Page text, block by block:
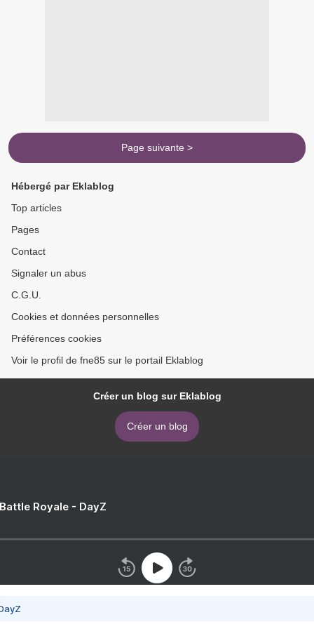
Page suivante >
Hébergé par Eklablog
Top articles
Pages
Contact
Signaler un abus
C.G.U.
Cookies et données personnelles
Préférences cookies
Voir le profil de fne85 sur le portail Eklablog
Créer un blog sur Eklablog
Créer un blog
Royale - DayZ